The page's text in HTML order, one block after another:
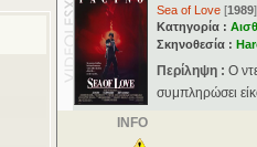
Sea of Love [1989]
Κατηγορία :
Σκηνοθεσία :
Περίληψη : Ο
συμπληρώσει
INFO